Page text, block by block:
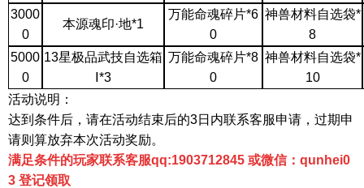
3000
0
本源魂印·地*1
万能命魂碎片*6
0
神兽材料自选袋*
8
5000
0
13星极品武技自选箱
Ⅰ*3
万能命魂碎片*8
0
神兽材料自选袋*
10
活动说明：
达到条件后，请在活动结束后的3日内联系客服申请，过期申
请则算放弃本次活动奖励。
满足条件的玩家联系客服qq:1903712845 或微信：qunhei0
3 登记领取